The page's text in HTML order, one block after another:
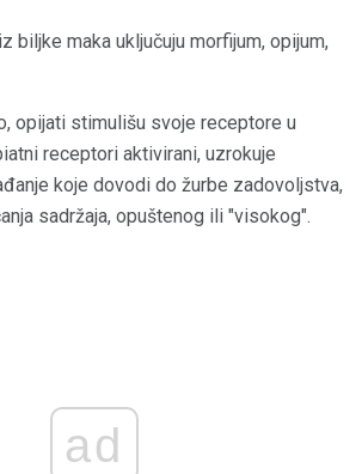
biljke maka uključuju morfijum, opijum,
opijati stimulišu svoje receptore u
receptori aktivirani, uzrokuje
koje dovodi do žurbe zadovoljstva,
sadržaja, opuštenog ili "visokog".
ad